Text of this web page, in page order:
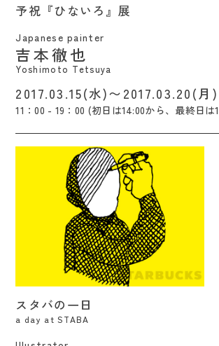
予祝『ひないろ』展
Japanese painter
吉本徹也
Yoshimoto Tetsuya
2017.03.15(水)〜2017.03.20(月)
11：00 - 19：00 (初日は14:00から、最終日
スタバの一日
a day at STABA